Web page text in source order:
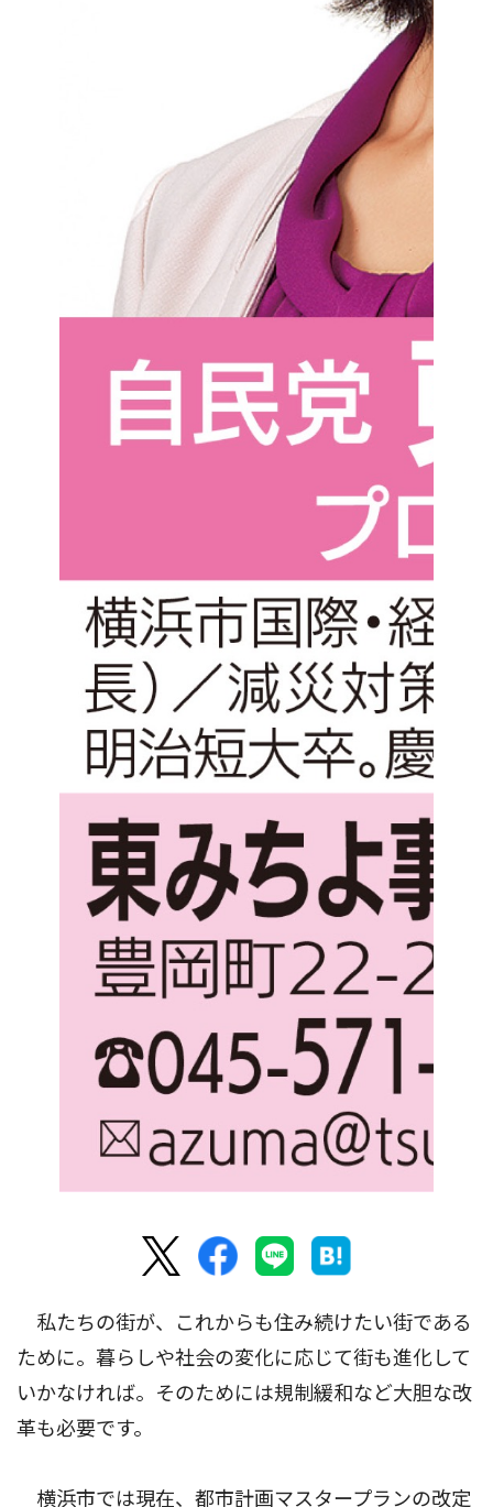
私たちの街が、これからも住み続けたい街である
ために。暮らしや社会の変化に応じて街も進化して
いかなければ。そのためには規制緩和など大胆な改
革も必要です。
横浜市では現在、都市計画マスタープランの改定